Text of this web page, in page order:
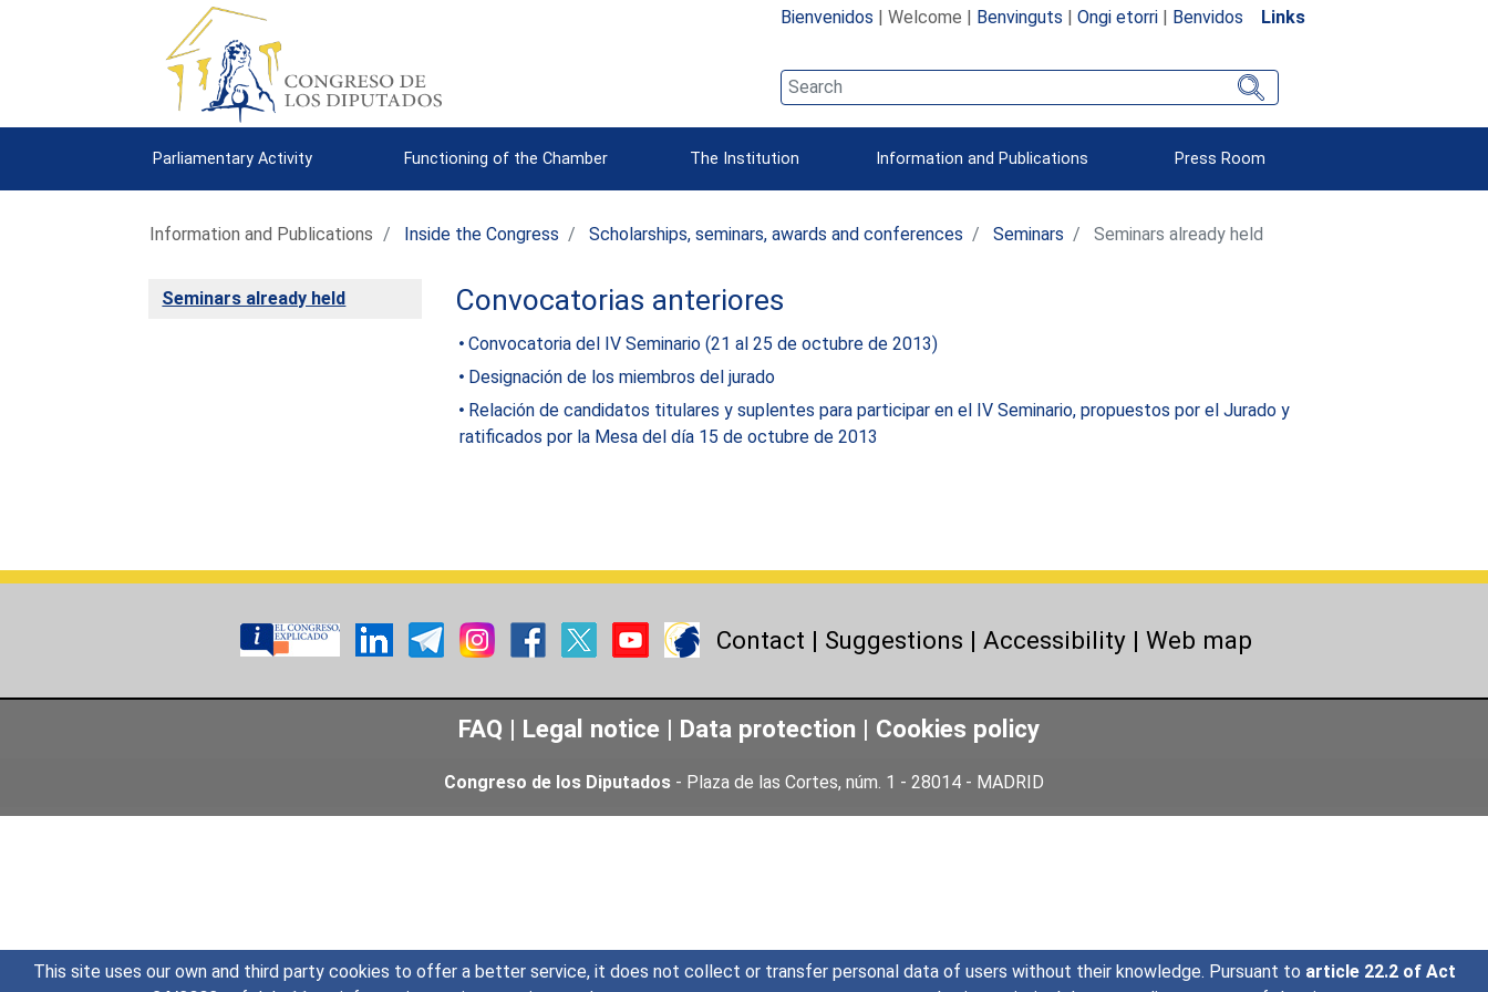
This site uses our own and third party cookies to offer a better service, it does not collect or transfer personal data of users without their knowledge. Pursuant to article 22.2 of Act
Bienvenidos | Welcome | Benvinguts | Ongi etorri| Benvidos Links
Parliamentary Activity Functioning of the Chamber The Institution Information and Publications Press Room
Information and Publications Inside the Congress Scholarships, seminars, awards and conferences Seminars Seminars already held
Seminars already held Convocatorias anteriores
Convocatoria del IV Seminario (21 al 25 de octubre de 2013)
Designación de los miembros del jurado
Relación de candidatos titulares y suplentes para participar en el IV Seminario, propuestos por el Jurado y
ratificados por la Mesa del día 15 de octubre de 2013
Contact | Suggestions | Accessibility | Web map
FAQ | Legal notice | Data protection | Cookies policy
Congreso de los Diputados- Plaza de las Cortes, núm. 1 - 28014 - MADRID